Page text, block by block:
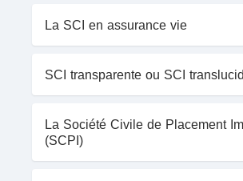
La SCI en assurance vie
SCI transparente ou SCI
La Société Civile de Placement
(SCPI)